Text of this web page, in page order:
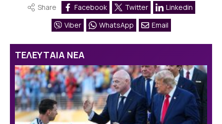
Share Facebook Twitter
Linkedin
Viber
WhatsApp Email
ΤΕΛΕΥΤΑΙΑ ΝΕΑ